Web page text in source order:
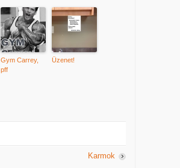
Gym Carrey,
pff
Üzenet!
Karmok